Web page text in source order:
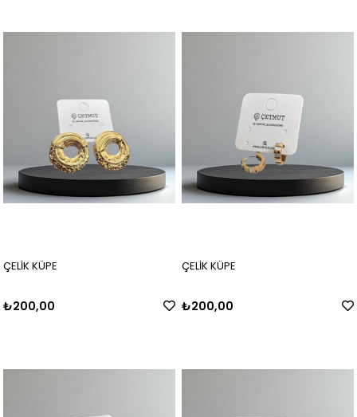
ÇELİK KÜPE
₺200,00
ÇELİK KÜPE
₺200,00